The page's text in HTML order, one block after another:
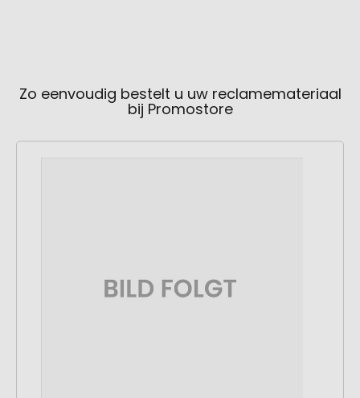
Zo eenvoudig bestelt u uw reclamemateriaal
bij Promostore